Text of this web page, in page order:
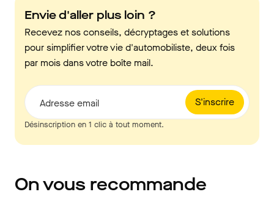
Envie d'aller plus loin ?
Recevez nos conseils, décryptages et solutions
pour simplifier votre vie d'automobiliste, deux fois
par mois dans votre boîte mail.
S'inscrire
Adresse email
Désinscription en 1 clic à tout moment.
On vous recommande